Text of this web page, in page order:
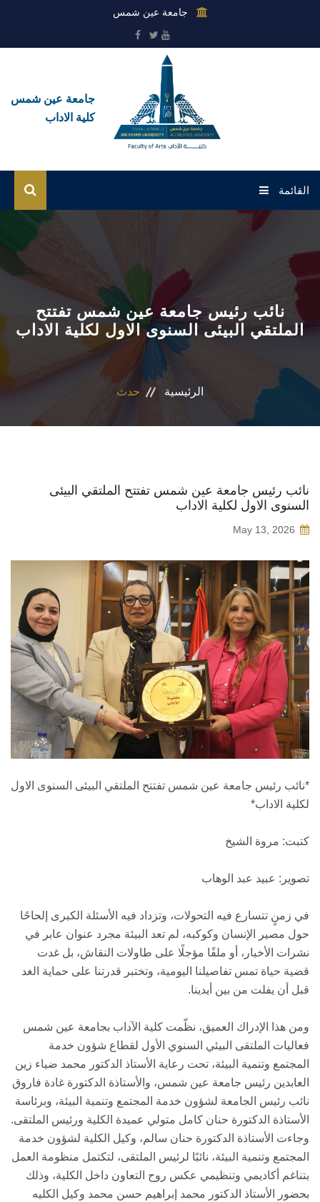
جامعة عين شمس
جامعة عين شمس
كلية الاداب
القائمة
القطاعات
طلاب الكلية
نائب رئيس جامعة عين شمس تفتتح
الملتقي البيئى السنوى الاول لكلية الاداب
الرئيسية حدث
نائب رئيس جامعة عين شمس تفتتح الملتقي البيئى
السنوى الاول لكلية الاداب
May 13, 2026
*نائب رئيس جامعة عين شمس تفتتح الملتقي البيئى السنوى الاول
لكلية الاداب*
كتبت: مروة الشيخ
تصوير: عبيد عبد الوهاب
في زمنٍ تتسارع فيه التحولات، وتزداد فيه الأسئلة الكبرى إلحاحًا
حول مصير الإنسان وكوكبه، لم تعد البيئة مجرد عنوان عابر في
نشرات الأخبار، أو ملفًا مؤجلًا على طاولات النقاش، بل غدت
قضية حياة تمس تفاصيلنا اليومية، وتختبر قدرتنا على حماية الغد
قبل أن يفلت من بين أيدينا.
ومن هذا الإدراك العميق، نظّمت كلية الآداب بجامعة عين شمس
فعاليات الملتقى البيئي السنوي الأول لقطاع شؤون خدمة
المجتمع وتنمية البيئة، تحت رعاية الأستاذ الدكتور محمد ضياء زين
العابدين رئيس جامعة عين شمس، والأستاذة الدكتورة غادة فاروق
نائب رئيس الجامعة لشؤون خدمة المجتمع وتنمية البيئة، وبرئاسة
الأستاذة الدكتورة حنان كامل متولي عميدة الكلية ورئيس الملتقى.
وجاءت الأستاذة الدكتورة حنان سالم، وكيل الكلية لشؤون خدمة
المجتمع وتنمية البيئة، نائبًا لرئيس الملتقى، لتكتمل منظومة العمل
بتناغم أكاديمي وتنظيمي عكس روح التعاون داخل الكلية، وذلك
بحضور الأستاذ الدكتور محمد إبراهيم حسن محمد وكيل الكليه